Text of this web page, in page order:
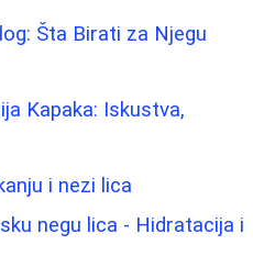
Šta Birati za Njegu
Kapaka: Iskustva,
i nezi lica
negu lica - Hidratacija i